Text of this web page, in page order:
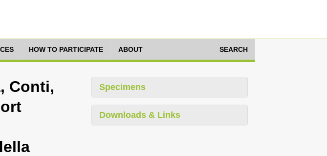
HOW TO PARTICIPATE ABOUT SEARCH
Conti,
Specimens
Downloads & Links